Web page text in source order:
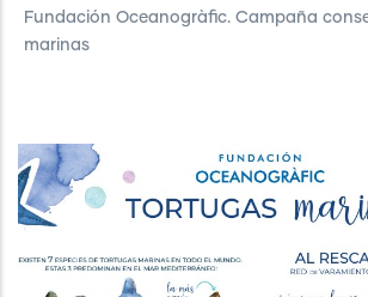
Fundación Oceanogràfic. Campaña
marinas